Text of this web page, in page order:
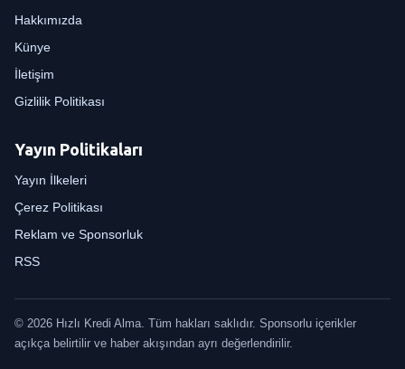
Hakkımızda
Künye
İletişim
Gizlilik Politikası
Yayın Politikaları
Yayın İlkeleri
Çerez Politikası
Reklam ve Sponsorluk
RSS
© 2026 Hızlı Kredi Alma. Tüm hakları saklıdır. Sponsorlu içerikler
açıkça belirtilir ve haber akışından ayrı değerlendirilir.